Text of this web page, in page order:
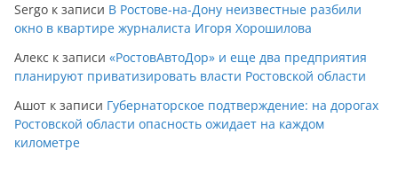
Sergo к записи В Ростове-на-Дону неизвестные разбили
окно в квартире журналиста Игоря Хорошилова
Алекс к записи «РостовАвтоДор» и еще два предприятия
планируют приватизировать власти Ростовской области
Ашот к записи Губернаторское подтверждение: на дорогах
Ростовской области опасность ожидает на каждом
километре